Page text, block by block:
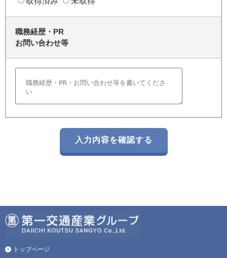
職務経歴・PR
お問い合わせ等
トップページ